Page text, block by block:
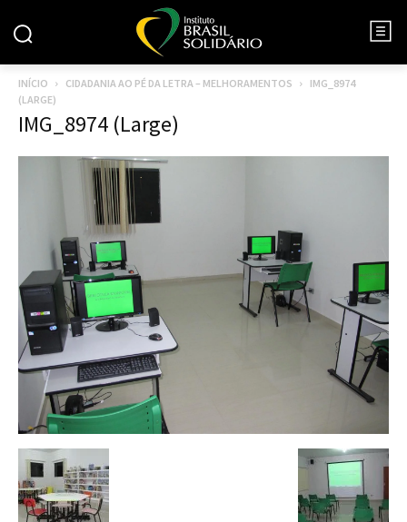
INÍCIO CIDADANIA AO PÉ DA LETRA – MELHORAMENTOS
IMG_8974
(LARGE)
IMG_8974 (Large)